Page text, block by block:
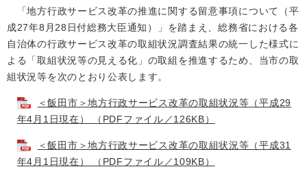
「地方行政サービス改革の推進に関する留意事項について（平
成27年8月28日付総務大臣通知）」を踏まえ、総務省における各
自治体の行政サービス改革の取組状況調査結果の統⼀した様式に
よる「取組状況等の見える化」の取組を推進するため、当市の取
組状況等を次のとおり公表します。
＜飯田市＞地方行政サービス改革の取組状況等（平成29
年4月1日現在） （PDFファイル／126KB）
＜飯田市＞地方行政サービス改革の取組状況等（平成31
年4月1日現在） （PDFファイル／109KB）